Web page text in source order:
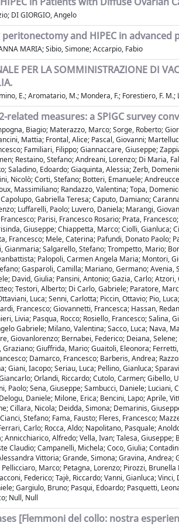
DI GIORGIO, Angelo
and HIPEC in
MARIA; Sibio, Simone; Accarpio, Fabio
PER LA SOMMINISTRAZIONE DI
E.; Aromatario, M.; Mondera, F.; Forestiero, F.
measures: a SPIGC survey
Biagio; Materazzo, Marco; Sorge, Roberto;
Mattia; Frontal, Alice; Pascal, Giovanni;
Familiari, Filippo; Giannaccare, Giuseppe;
Restaino, Stefano; Andreani, Lorenzo; Di Maria,
Saladino, Edoardo; Giaquinta, Alessia; Zerb,
Nicolò; Corti, Stefano; Botteri, Emanuele;
Massimiliano; Randazzo, Valentina; Topa,
Gabriella Teresa; Caputo, Damiano;
Luffarelli, Paolo; Luvero, Daniela; Marangi,
Parisi, Francesco Rosario; Prata,
Giuseppe; Chiappetta, Marco; Ciolli,
Francesco; Mele, Caterina; Pafundi, Donato
Salgarello, Stefano; Trompetto, Mario;
Palopoli, Carmen Angela Maria; Montori,
Gasparoli, Camilla; Mariano, Germano;
David, Giulia; Pansini, Antonio; Gazia, Carlo;
Testori, Alberto; Di Carlo, Gabriele; Paratore,
Luca; Senni, Carlotta; Piccin, Ottavio; Pio,
Francesco; Giovannetti, Francesca; Hassan,
Livia; Pasqua, Rocco; Rosiello, Francesco;
Gabriele; Milano, Valentina; Sacco, Luca;
Giovanlorenzo; Bernabei, Federico; Deiana,
Giuffrida, Mario; Guaitoli, Eleonora;
Damarco, Francesco; Barberis, Andrea;
Giani, Iacopo; Seriau, Luca; Pellino, Gianluca;
Orlandi, Riccardo; Cutolo, Carmen;
Paolo; Sena, Giuseppe; Sambucci, Daniele;
Daniele; Milone, Erica; Bencini, Lapo;
Cillara, Nicola; Deidda, Simona; Demarinis,
Stefano; Fama, Fausto; Fleres, Francesco;
Carlo; Rocca, Aldo; Napolitano, Pasquale;
Alfredo; Vella, Ivan; Talesa,
Claudio; Campanelli, Michela; Coco, Giulia;
Vittoria; Grande, Simona; Gravina,
Marco; Petagna, Lorenzo; Pirozzi,
Federico; Tajè, Riccardo; Vanni, Gianluca;
Gargiulo, Bruno; Pasqui, Edoardo; Pasquetti,
Null, Null
[Flemmoni del collo: nostra